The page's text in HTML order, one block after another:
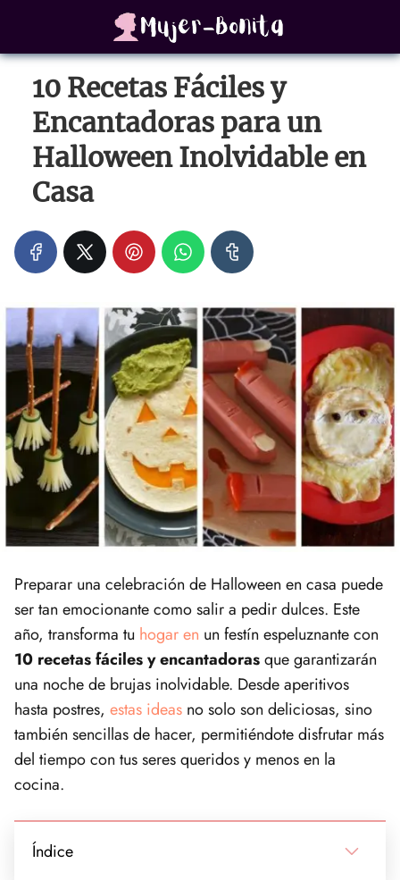
10 Recetas Fáciles y
Encantadoras para un
Halloween Inolvidable en
Casa
Preparar una celebración de Halloween en casa puede
ser tan emocionante como salir a pedir dulces. Este ​
año, transforma​ tu hogar en un festín espeluznante con
10 recetas fáciles ⁣y encantadorasque garantizarán
una noche de brujas inolvidable. ⁢Desde aperitivos‍
hasta postres, estas ideas no solo son deliciosas, ⁤sino
también sencillas de hacer, permitiéndote disfrutar más
del tiempo con tus seres queridos y menos ⁢en la
cocina.
Índice